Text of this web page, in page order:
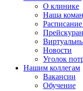
О клинике
Наша
Новости
Уголок
Нашим коллегам
Вакансии
Обучение